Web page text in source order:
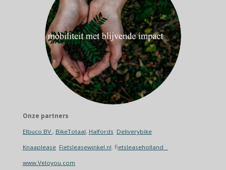
Onze partners
Elbuco BV , BikeTotaal, Halfords Deliverybike
Knaaplease Fietsleasewinkel.nl. fietsleaseholland
www.Veloyou.com